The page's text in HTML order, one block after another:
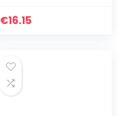
Huid Glad Patches
€16.15